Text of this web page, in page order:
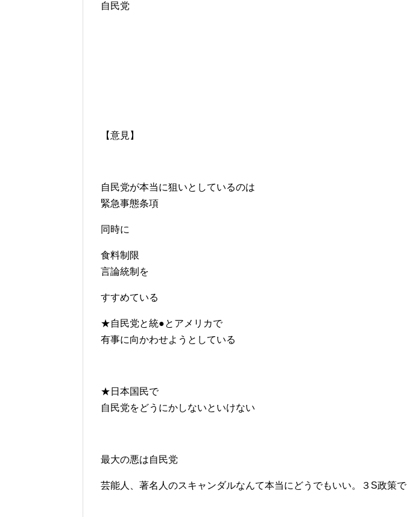
自民党
【意見】
自民党が本当に狙いとしているのは
緊急事態条項
同時に
食料制限
言論統制を
すすめている
★自民党と統●とアメリカで
有事に向かわせようとしている
★日本国民で
自民党をどうにかしないといけない
最大の悪は自民党
芸能人、著名人のスキャンダルなんて本当にどうでもいい。３S政策